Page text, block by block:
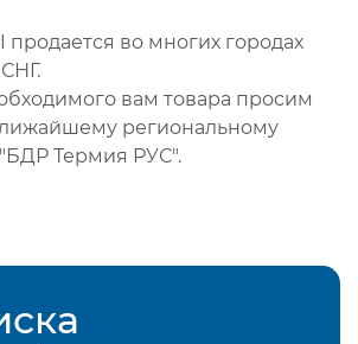
продается во многих городах
вам товара просим
региональному
Термия РУС".